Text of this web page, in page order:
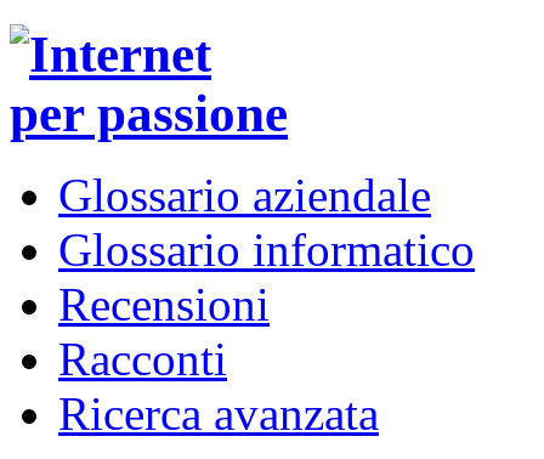
Glossario aziendale
Glossario informatico
Recensioni
Racconti
Ricerca avanzata